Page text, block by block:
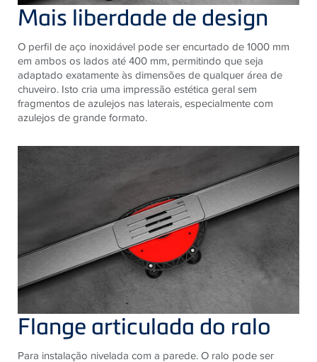
Mais liberdade de design
O perfil de aço inoxidável pode ser encurtado de 1000 mm
em ambos os lados até 400 mm, permitindo que seja
adaptado exatamente às dimensões de qualquer área de
chuveiro. ​​Isto cria uma impressão estética geral sem
fragmentos de azulejos nas laterais, especialmente com
azulejos de grande formato.
Flange articulada do ralo ​​
Para instalação nivelada com a parede. ​​O ralo pode ser